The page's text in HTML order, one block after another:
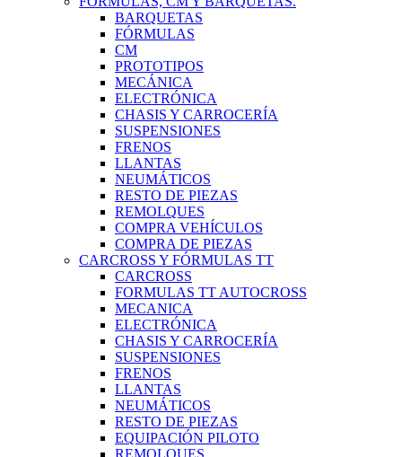
BARQUETAS
FÓRMULAS
CM
PROTOTIPOS
MECÁNICA
ELECTRÓNICA
CHASIS Y CARROCERÍA
SUSPENSIONES
FRENOS
LLANTAS
NEUMÁTICOS
RESTO DE PIEZAS
REMOLQUES
COMPRA VEHÍCULOS
COMPRA DE PIEZAS
CARCROSS Y FÓRMULAS TT
CARCROSS
FORMULAS TT AUTOCROSS
MECANICA
ELECTRÓNICA
CHASIS Y CARROCERÍA
SUSPENSIONES
FRENOS
LLANTAS
NEUMÁTICOS
RESTO DE PIEZAS
EQUIPACIÓN PILOTO
REMOLQUES